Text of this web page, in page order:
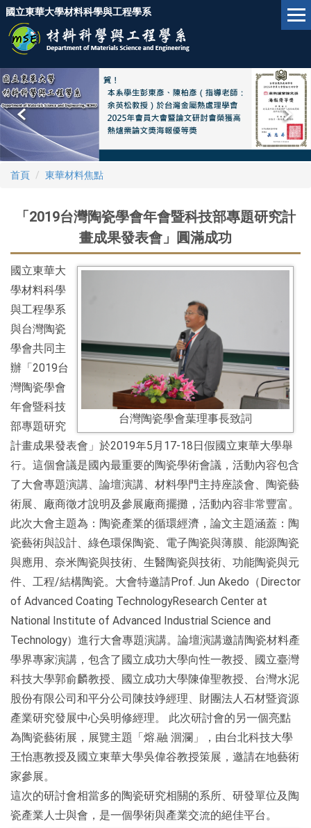
跳
到
主
要
內
容
區
國立東華大學材料科學與工程學系
首頁 東華材料焦點
「2019台灣陶瓷學會年會暨科技部專題研究計
畫成果發表會」圓滿成功
台灣陶瓷學會葉理事長致詞
國立東華大
學材料科學
與工程學系
與台灣陶瓷
學會共同主
辦「2019台
灣陶瓷學會
年會暨科技
部專題研究
計畫成果發表會」於2019年5月17-18日假國立東華大學舉
行。這個會議是國內最重要的陶瓷學術會議，活動內容包含
了大會專題演講、論壇演講、材料學門主持座談會、陶瓷藝
術展、廠商徵才說明及參展廠商擺攤，活動內容非常豐富。
此次大會主題為：陶瓷產業的循環經濟，論文主題涵蓋：陶
瓷藝術與設計、綠色環保陶瓷、電子陶瓷與薄膜、能源陶瓷
與應用、奈米陶瓷與技術、生醫陶瓷與技術、功能陶瓷與元
件、工程/結構陶瓷。大會特邀請Prof. Jun Akedo（Director
of Advanced Coating TechnologyResearch Center at
National Institute of Advanced Industrial Science and
Technology）進行大會專題演講。論壇演講邀請陶瓷材料產
學界專家演講，包含了國立成功大學向性一教授、國立臺灣
科技大學郭俞麟教授、國立成功大學陳偉聖教授、台灣水泥
股份有限公司和平分公司陳技竫經理、財團法人石材暨資源
產業研究發展中心吳明修經理。 此次研討會的另一個亮點
為陶瓷藝術展，展覽主題「熔.融 洄瀾」，由台北科技大學
王怡惠教授及國立東華大學吳偉谷教授策展，邀請在地藝術
家參展。
這次的研討會相當多的陶瓷研究相關的系所、研發單位及陶
瓷產業人士與會，是一個學術與產業交流的絕佳平台。